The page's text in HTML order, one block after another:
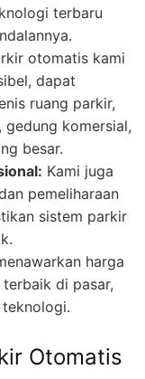
terbaru
otomatis kami
dapat
ruang parkir,
gedung komersial,
besar.
Kami juga
pemeliharaan
sistem parkir
harga
di pasar,
Otomatis